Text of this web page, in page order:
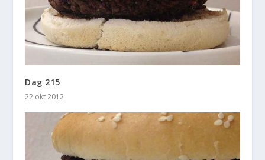
Dag 215
22 okt 2012